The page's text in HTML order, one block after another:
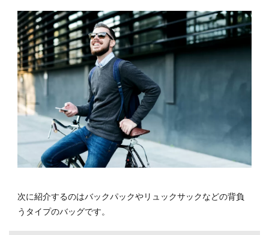
次に紹介するのはバックパックやリュックサックなどの背負
うタイプのバッグです。